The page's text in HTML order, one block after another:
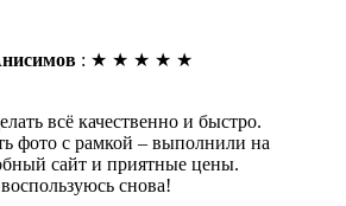
: ★ ★ ★ ★ ★
всё качественно и быстро.
фото с рамкой – выполнили на
сайт и приятные цены.
снова!